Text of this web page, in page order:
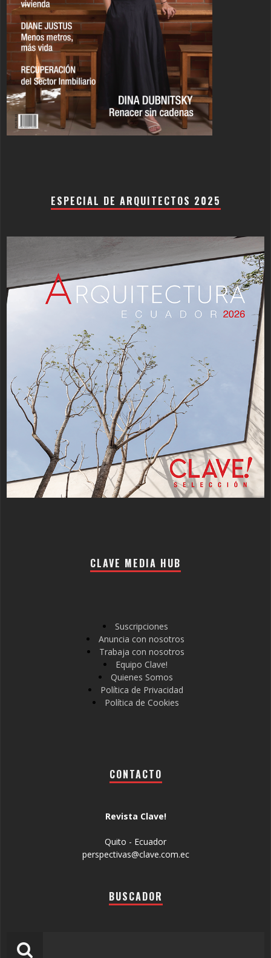
ESPECIAL DE ARQUITECTOS 2025
CLAVE MEDIA HUB
Suscripciones
Anuncia con nosotros
Trabaja con nosotros
Equipo Clave!
Quienes Somos
Política de Privacidad
Política de Cookies
CONTACTO
Revista Clave!
Quito - Ecuador
perspectivas@clave.com.ec
BUSCADOR